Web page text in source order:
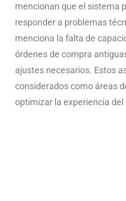
mencionan que el sistema
responder a problemas
menciona la falta de
órdenes de compra
ajustes necesarios. Estos
considerados como áreas
optimizar la experiencia del